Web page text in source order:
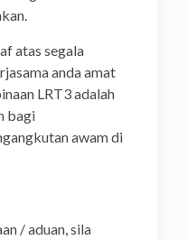
atas segala
anda amat
LRT3 adalah
bagi
awam di
/ aduan, sila